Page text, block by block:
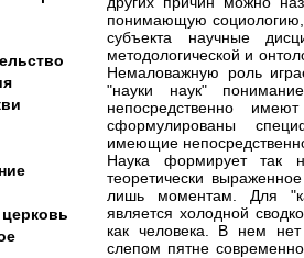
понимающую социологию,
субъекта научные
методологической и
Немаловажную роль
"науки наук"
непосредственно
сформулированы
имеющие
Наука формирует так
теоретически
лишь моментам. Для
является холодной
как человека. В нем
слепом пятне